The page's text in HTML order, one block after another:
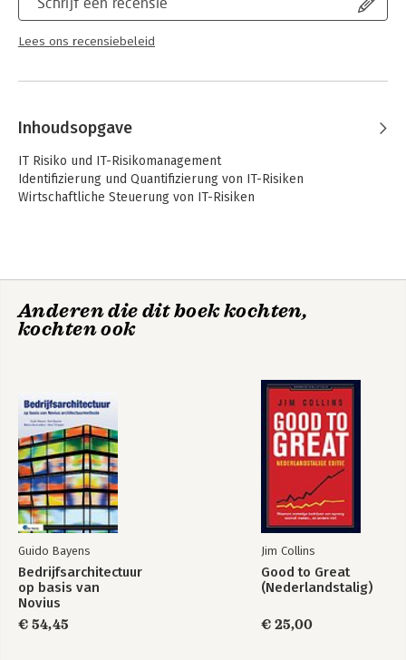
Lees ons recensiebeleid
Inhoudsopgave
IT Risiko und IT-Risikomanagement
Identifizierung und Quantifizierung von IT-Risiken
Wirtschaftliche Steuerung von IT-Risiken
Anderen die dit boek kochten,
kochten ook
Guido Bayens
Bedrijfsarchitectuur
op basis van
Novius
€ 54,45
Jim Collins
Good to Great
(Nederlandstalig)
€ 25,00